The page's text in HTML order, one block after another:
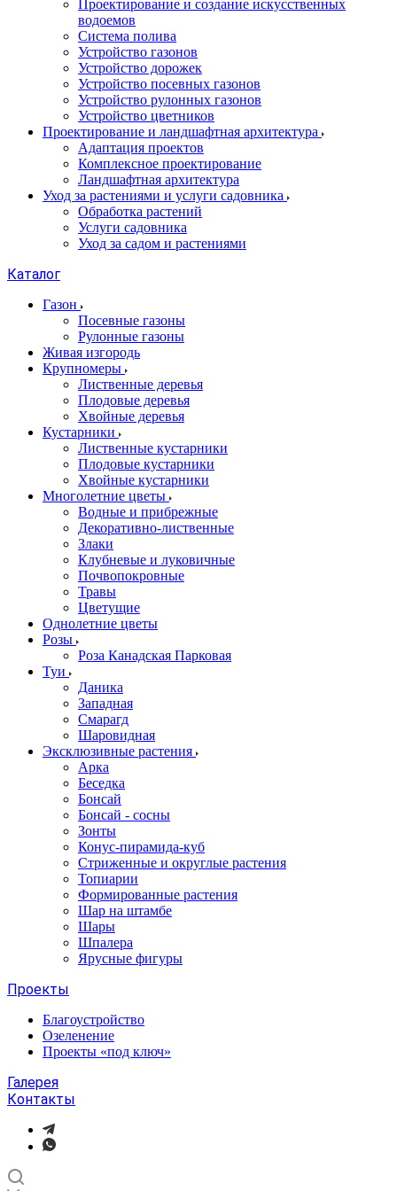
Проектирование и создание искусственных
водоемов
Система полива
Устройство газонов
Устройство дорожек
Устройство посевных газонов
Устройство рулонных газонов
Устройство цветников
Проектирование и ландшафтная архитектура
Адаптация проектов
Комплексное проектирование
Ландшафтная архитектура
Уход за растениями и услуги садовника
Обработка растений
Услуги садовника
Уход за садом и растениями
Каталог
Газон
Посевные газоны
Рулонные газоны
Живая изгородь
Крупномеры
Лиственные деревья
Плодовые деревья
Хвойные деревья
Кустарники
Лиственные кустарники
Плодовые кустарники
Хвойные кустарники
Многолетние цветы
Водные и прибрежные
Декоративно-лиственные
Злаки
Клубневые и луковичные
Почвопокровные
Травы
Цветущие
Однолетние цветы
Розы
Роза Канадская Парковая
Туи
Даника
Западная
Смарагд
Шаровидная
Эксклюзивные растения
Арка
Беседка
Бонсай
Бонсай - сосны
Зонты
Конус-пирамида-куб
Стриженные и округлые растения
Топиарии
Формированные растения
Шар на штамбе
Шары
Шпалера
Ярусные фигуры
Проекты
Благоустройство
Озеленение
Проекты «под ключ»
Галерея
Контакты